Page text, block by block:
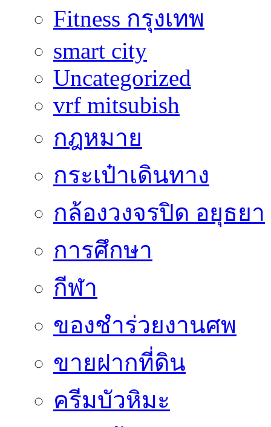
Fitness กรุงเทพ
smart city
Uncategorized
vrf mitsubish
กฎหมาย
กระเป๋าเดินทาง
กล้องวงจรปิด อยุธยา
การศึกษา
กีฬา
ของชำร่วยงานศพ
ขายฝากที่ดิน
ครีมบัวหิมะ